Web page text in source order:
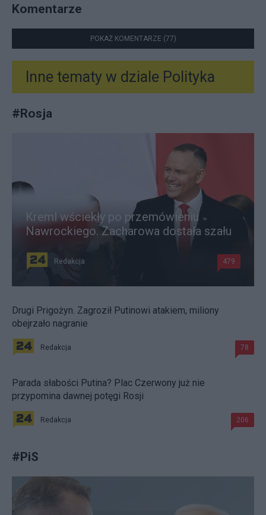
Komentarze
POKAŻ KOMENTARZE (77)
Inne tematy w dziale Polityka
#Rosja
Kreml wściekły po przemówieniu
Nawrockiego. Zacharowa dostała szału
Redakcja 479
Drugi Prigożyn. Zagroził Putinowi atakiem, miliony
obejrzało nagranie
Redakcja 78
Parada słabości Putina? Plac Czerwony już nie
przypomina dawnej potęgi Rosji
Redakcja 206
#PiS